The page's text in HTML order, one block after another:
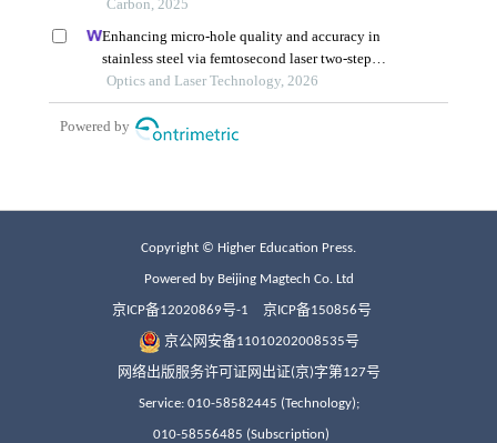
Copyright © Higher Education Press.
Powered by Beijing Magtech Co. Ltd
京ICP备12020869号-1 京ICP备150856号
京公网安备11010202008535号
网络出版服务许可证网出证(京)字第127号
Service: 010-58582445 (Technology);
010-58556485 (Subscription)